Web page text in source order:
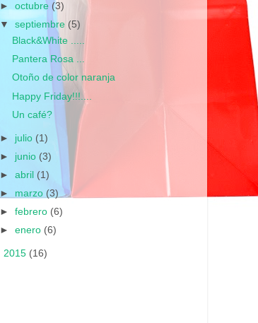
►octubre (3)
▼septiembre (5)
Black&White .....
Pantera Rosa ...
Otoño de color naranja
Happy Friday!!!....
Un café?
► julio (1)
► junio (3)
►abril (1)
► marzo (3)
►febrero (6)
►enero (6)
2015 (16)